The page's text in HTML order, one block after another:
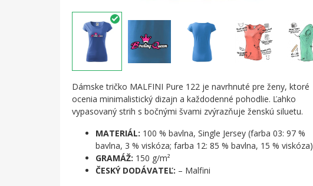
Dámske tričko MALFINI Pure 122 je navrhnuté pre ženy, ktoré
ocenia minimalistický dizajn a každodenné pohodlie. Ľahko
vypasovaný strih s bočnými švami zvýrazňuje ženskú siluetu.
MATERIÁL: 100 % bavlna, Single Jersey (farba 03: 97 %
bavlna, 3 % viskóza; farba 12: 85 % bavlna, 15 % viskóza)
GRAMÁŽ: 150 g/m²
ČESKÝ DODÁVATEĽ: – Malfini